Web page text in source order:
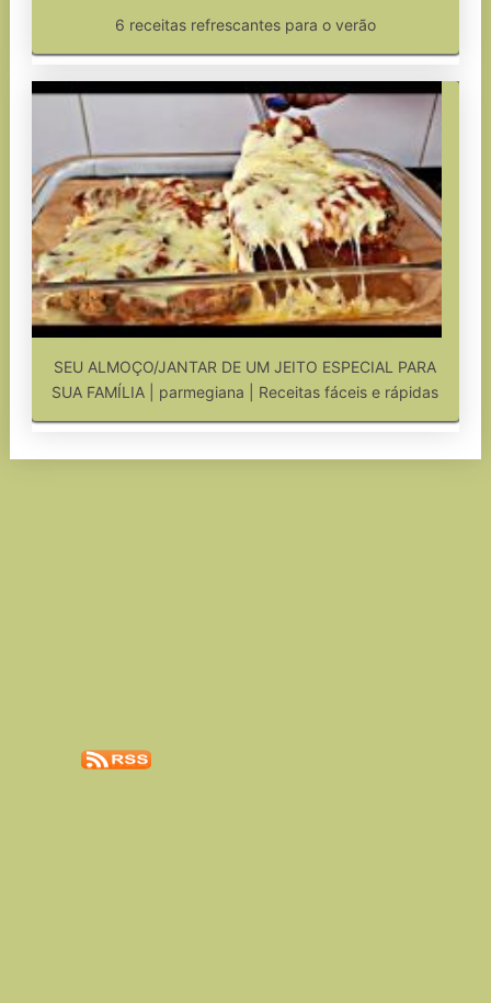
6 receitas refrescantes para o verão
SEU ALMOÇO/JANTAR DE UM JEITO ESPECIAL PARA
SUA FAMÍLIA | parmegiana | Receitas fáceis e rápidas